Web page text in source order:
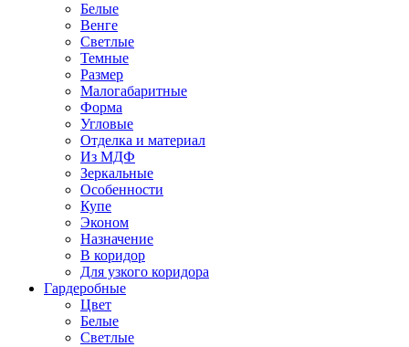
Белые
Венге
Светлые
Темные
Размер
Малогабаритные
Форма
Угловые
Отделка и материал
Из МДФ
Зеркальные
Особенности
Купе
Эконом
Назначение
В коридор
Для узкого коридора
Гардеробные
Цвет
Белые
Светлые